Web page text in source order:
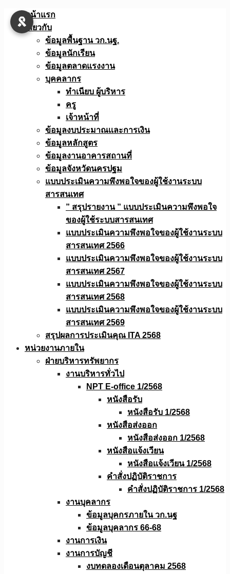
Skip
หน้าแรก
เกี่ยวกับ
ข้อมูลพื้นฐาน วก.นฐ.
ข้อมูลนักเรียน
ข้อมูลตลาดแรงงาน
บุคคลากร
ทำเนียบ ผู้บริหาร
ครู
เจ้าหน้าที่
ข้อมูลงบประมาณเเละการเงิน
ข้อมูลหลักสูตร
ข้อมูลงานอาคารสถานที่
ข้อมูลจังหวัดนครปฐม
แบบประเมินความพึงพอใจของผู้ใช้งานระบบ
สารสนเทศ
” สรุปรายงาน ” แบบประเมินความพึงพอใจ
ของผู้ใช้ระบบสารสนเทศ
แบบประเมินความพึงพอใจของผู้ใช้งานระบบ
สารสนเทศ 2566
แบบประเมินความพึงพอใจของผู้ใช้งานระบบ
สารสนเทศ 2567
แบบประเมินความพึงพอใจของผู้ใช้งานระบบ
สารสนเทศ 2568
แบบประเมินความพึงพอใจของผู้ใช้งานระบบ
สารสนเทศ 2569
สรุปผลการประเมินคุณ ITA 2568
หน่วยงานภายใน
ฝ่ายบริหารทรัพยากร
งานบริหารทั่วไป
NPT E-office 1/2568
หนังสือรับ
หนังสือรับ 1/2568
หนังสือส่งออก
หนังสือส่งออก 1/2568
หนังสือแจ้งเวียน
หนังสือเเจ้งเวียน 1/2568
คำสั่งปฏิบัติราชการ
คำสั่งปฏิบัติราชการ 1/2568
งานบุคลากร
ข้อมูลบุคกรภายใน วก.นฐ
ข้อมูลบุคลากร 66-68
งานการเงิน
งานการบัญชี
งบทดลองเดือนตุลาคม 2568